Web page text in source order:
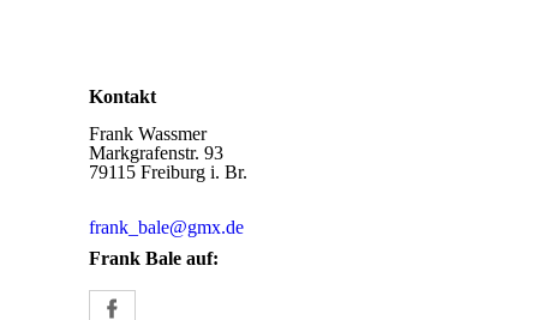
Kontakt
Frank Wassmer
Markgrafenstr. 93
79115 Freiburg i. Br.
frank_bale@gmx.de
Frank Bale auf: